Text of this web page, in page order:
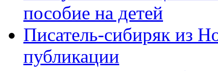
пособие на детей
Писатель-сибиряк из
публикации